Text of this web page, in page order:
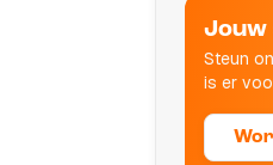
Jouw
Steun
is er